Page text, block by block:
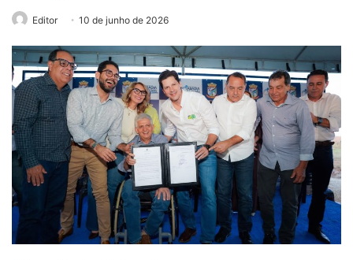
Editor 10 de junho de 2026